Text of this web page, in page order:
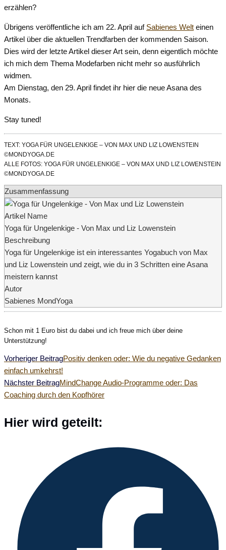
erzählen?
Übrigens veröffentliche ich am 22. April auf Sabienes Welt einen
Artikel über die aktuellen Trendfarben der kommenden Saison.
Dies wird der letzte Artikel dieser Art sein, denn eigentlich möchte
ich mich dem Thema Modefarben nicht mehr so ausführlich
widmen.
Am Dienstag, den 29. April findet ihr hier die neue Asana des
Monats.
Stay tuned!
TEXT: YOGA FÜR UNGELENKIGE – VON MAX UND LIZ LOWENSTEIN
©MONDYOGA.DE
ALLE FOTOS: YOGA FÜR UNGELENKIGE – VON MAX UND LIZ LOWENSTEIN
©MONDYOGA.DE
Zusammenfassung
Artikel Name
Yoga für Ungelenkige - Von Max und Liz Lowenstein
Beschreibung
Yoga für Ungelenkige ist ein interessantes Yogabuch von Max
und Liz Lowenstein und zeigt, wie du in 3 Schritten eine Asana
meistern kannst
Autor
Sabienes MondYoga
Schon mit 1 Euro bist du dabei und ich freue mich über deine
Unterstützung!
Weitere
Artikel
Vorheriger BeitragPositiv denken oder: Wie du negative Gedanken
einfach umkehrst!
Nächster BeitragMindChange Audio-Programme oder: Das
Coaching durch den Kopfhörer
Hier wird geteilt:
Fenster